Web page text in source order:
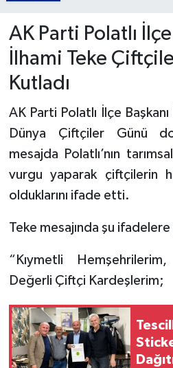
AK Parti Polatlı İlçe
İlhami Teke
Kutladı
AK Parti Polatlı İlçe
Dünya Çiftçiler Günü
mesajda Polatlı’nın
vurgu yaparak çiftçilerin
olduklarını ifade etti.
Teke mesajında şu
“Kıymetli
Değerli Çiftçi Kardeşlerim;